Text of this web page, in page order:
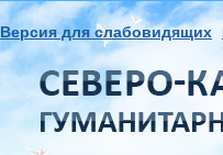
Версия для слабовидящих